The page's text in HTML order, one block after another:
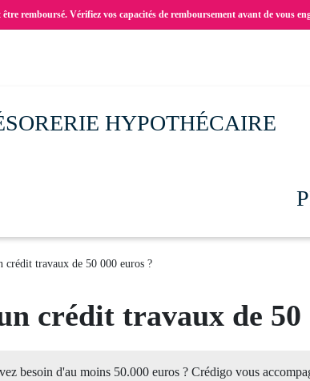
remboursé. Vérifiez vos capacités de remboursement avant de vous
HYPOTHÉCAIRE
crédit travaux de 50 000 euros ?
crédit travaux de 50
besoin d'au moins 50.000 euros ? Crédigo vous